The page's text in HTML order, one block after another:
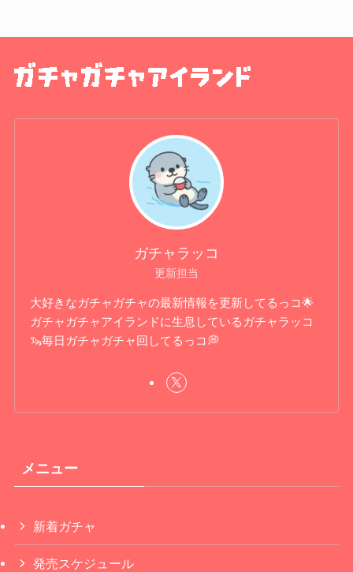
ガチャラッコ
更新担当
大好きなガチャガチャの最新情報を更新してるっコ🌟
ガチャガチャアイランドに生息しているガチャラッコ
🦦毎日ガチャガチャ回してるっコ💭
メニュー
新着ガチャ
発売スケジュール